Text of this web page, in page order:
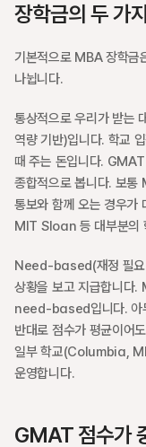
장학금의 두 가
기본적으로 MBA 장학
나뉩니다.
통상적으로 우리가 받
역량 기반)입니다. 학교
때 주는 돈입니다.
종합적으로 봅니다. 보
통보와 함께 오는 경우
MIT Sloan 등 대부분의
Need-based(재정 필요
상황을 보고 지급합니
need-based입니다. 아
반대로 점수가 평균이어
일부 학교(Columbia,
운영합니다.
GMAT 점수가